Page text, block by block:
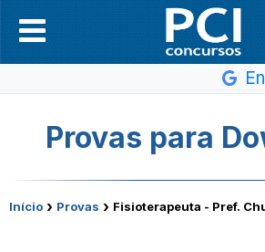
Provas para
Início › Provas › Fisioterapeuta - Pref.